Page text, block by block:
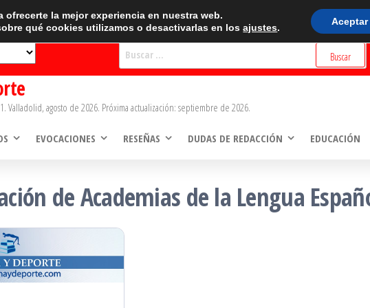
BUSCADOR
Valladolid, agosto de 2026. Próxima actualización: septiembre de 2026.
EVOCACIONES RESEÑAS DUDAS DE REDACCIÓN EDUCACIÓN
de Academias de la Lengua
ofrecerte la mejor experiencia en nuestra web.
qué cookies utilizamos o desactivarlas en losajustes.
Aceptar